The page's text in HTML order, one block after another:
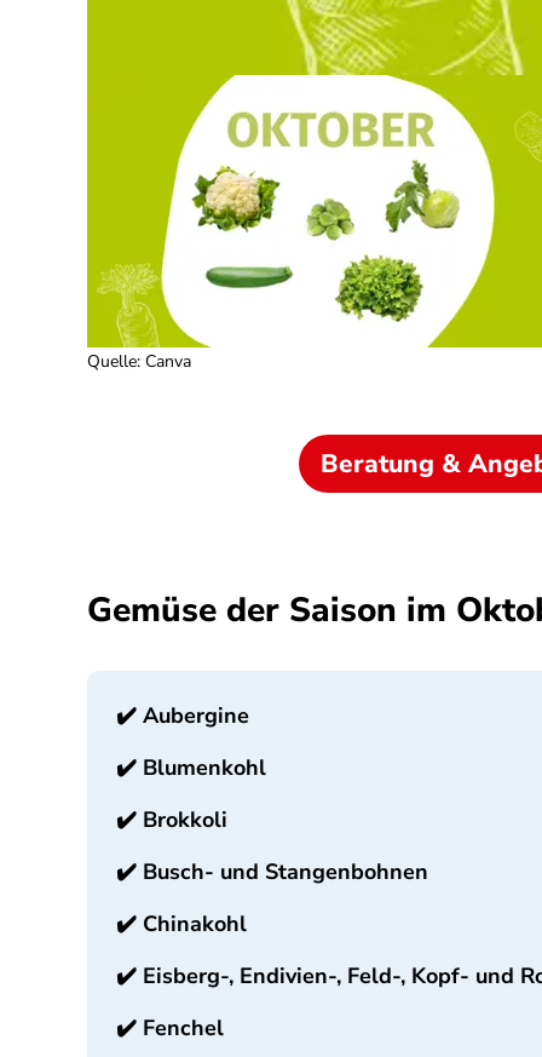
Quelle: Canva
Beratung &
Gemüse der Saison im
✔️ Aubergine
✔️ Blumenkohl
✔️ Brokkoli
✔️ Busch- und Stangenbohnen
✔️ Chinakohl
✔️ Eisberg-, Endivien-, Feld-, Kopf- und
✔️ Fenchel